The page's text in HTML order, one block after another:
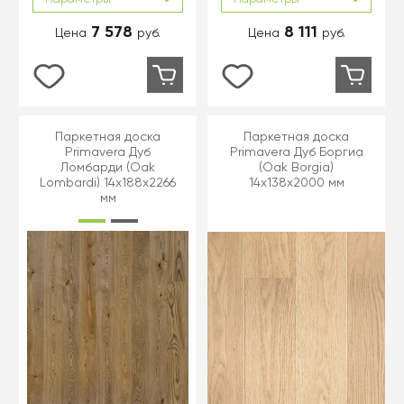
Цена 7 578 руб. Цена 8 111 руб.
Паркетная доска
Primavera Дуб
Ломбарди (Oak
Lombardi) 14x188x2266
мм
Паркетная доска
Primavera Дуб Боргиа
(Oak Borgia)
14x138x2000 мм